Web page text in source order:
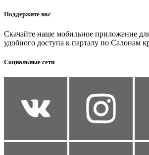
Поддержите нас
Скачайте наше мобильное приложение
удобного доступа к парталу по Салонам
Социальные сети